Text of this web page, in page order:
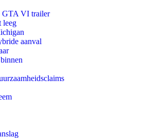
GTA VI trailer
leeg
aanval